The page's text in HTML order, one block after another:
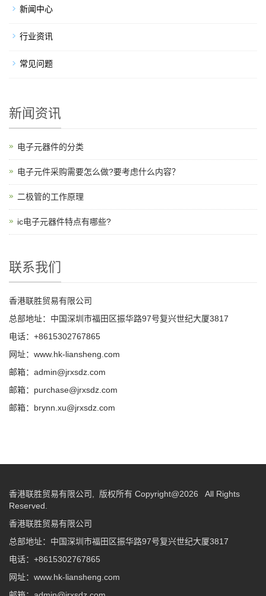
新闻中心
行业资讯
常见问题
新闻资讯
电子元器件的分类
电子元件采购需要怎么做?要考虑什么内容？
二极管的工作原理
ic电子元器件特点有哪些?
联系我们
香港联胜贸易有限公司
总部地址：中国深圳市福田区振华路97号复兴世纪大厦3817
电话：+8615302767865
网址：www.hk-liansheng.com
邮箱：admin@jrxsdz.com
邮箱：purchase@jrxsdz.com
邮箱：brynn.xu@jrxsdz.com
香港联胜贸易有限公司, 版权所有 Copyright@2026 All Rights
Reserved.
香港联胜贸易有限公司
总部地址：中国深圳市福田区振华路97号复兴世纪大厦3817
电话：+8615302767865
网址：www.hk-liansheng.com